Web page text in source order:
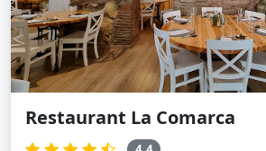
Restaurant La Comarca